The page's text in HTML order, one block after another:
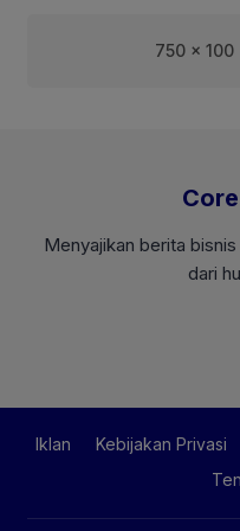
750 x 100
Menyajikan berita
dari
Iklan Kebijakan Privasi